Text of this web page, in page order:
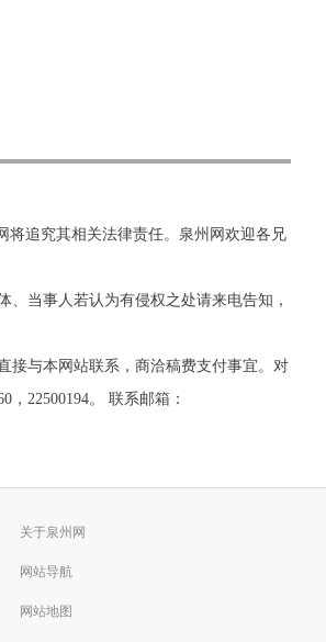
将追究其相关法律责任。泉州网欢迎各兄
当事人若认为有侵权之处请来电告知，
接与本网站联系，商洽稿费支付事宜。对
22500194。 联系邮箱：
关于泉州网
网站导航
网站地图